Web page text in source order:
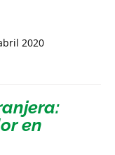
2020
en